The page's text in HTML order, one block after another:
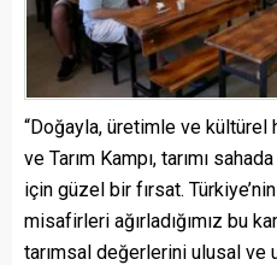
“Doğayla, üretimle ve kültürel
ve Tarım Kampı, tarımı
için güzel bir fırsat.
misafirleri ağırladığımız bu
tarımsal değerlerini ulusal ve